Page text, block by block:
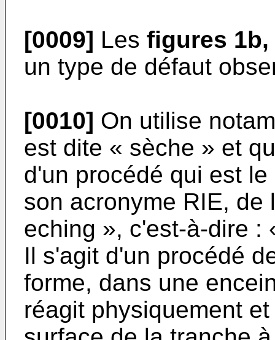
[0009] Les figures 1b,
un type de défaut
[0010] On utilise
est dite « sèche » et
d'un procédé qui est
son acronyme RIE,
eching », c'est-à-dire :
Il s'agit d'un procédé
forme, dans une
réagit physiquement